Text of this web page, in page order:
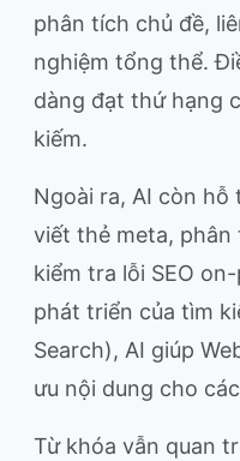
phân tích chủ đề,
nghiệm tổng thể.
dàng đạt thứ hạng
kiếm.
Ngoài ra, AI còn hỗ
viết thẻ meta,
kiểm tra lỗi SEO
phát triển của tìm
Search), AI giúp
ưu nội dung cho
Từ khóa vẫn quan